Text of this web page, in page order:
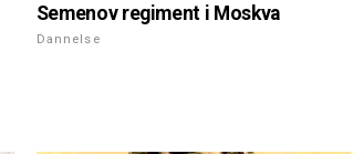
Semenov regiment i Moskva
Dannelse